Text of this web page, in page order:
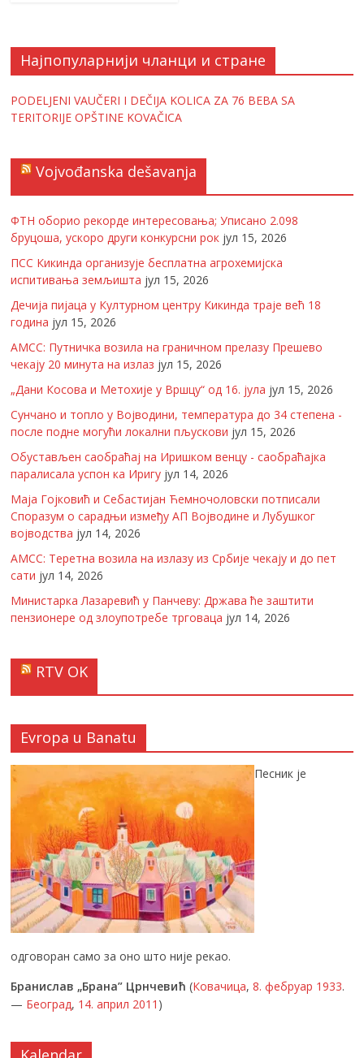
Најпопуларнији чланци и стране
PODELJENI VAUČERI I DEČIJA KOLICA ZA 76 BEBA SA
TERITORIJE OPŠTINE KOVAČICA
Vojvođanska dešavanja
ФТН оборио рекорде интересовања; Уписано 2.098
бруцоша, ускоро други конкурсни рок јул 15, 2026
ПСС Кикинда организује бесплатна агрохемијска
испитивања земљишта јул 15, 2026
Дечија пијаца у Културном центру Кикинда траје већ 18
година јул 15, 2026
АМСС: Путничка возила на граничном прелазу Прешево
чекају 20 минута на излаз јул 15, 2026
„Дани Косова и Метохије у Вршцу“ од 16. јула јул 15, 2026
Сунчано и топло у Војводини, температура до 34 степена -
после подне могући локални пљускови јул 15, 2026
Обустављен саобраћај на Иришком венцу - саобраћајка
паралисала успон ка Иригу јул 14, 2026
Маја Гојковић и Себастијан Ћемночоловски потписали
Споразум о сарадњи између АП Војводине и Лубушког
војводства јул 14, 2026
АМСС: Теретна возила на излазу из Србије чекају и до пет
сати јул 14, 2026
Министарка Лазаревић у Панчеву: Држава ће заштити
пензионере од злоупотребе трговаца јул 14, 2026
RTV OK
Evropa u Banatu
Песник је
одговоран само за оно што није рекао.
Бранислав „Брана” Црнчевић (Ковачица,8. фебруар 1933.
— Београд, 14. април 2011 )